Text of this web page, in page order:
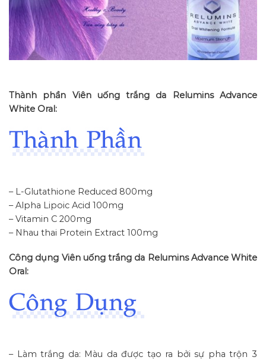
Thành phần Viên uống trắng da Relumins Advance
White Oral:
– L-Glutathione Reduced 800mg
– Alpha Lipoic Acid 100mg
– Vitamin C 200mg
– Nhau thai Protein Extract 100mg
Công dụng Viên uống trắng da Relumins Advance White
Oral:
– Làm trắng da: Màu da được tạo ra bởi sự pha trộn 3